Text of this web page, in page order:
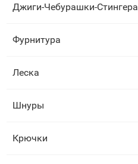
Джиги-Чебурашки-Стингера
Фурнитура
Леска
Шнуры
Крючки